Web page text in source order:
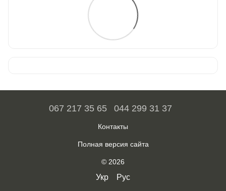
067 217 35 65 044 299 31 37
Контакты
Полная версия сайта
© 2026
Укр Рус